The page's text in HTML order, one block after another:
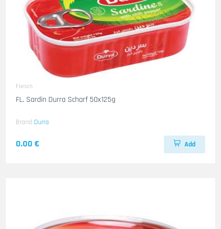
Fleisch
FL. Sardin Durra Scharf 50x125g
Brand Durra
0.00 € Add